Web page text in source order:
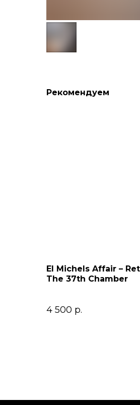
Рекомендуем
El Michels Affair –
The 37th Chamber
4 500 р.